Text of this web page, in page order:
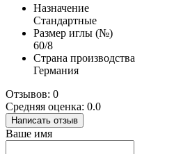
Назначение
Стандартные
Размер иглы (№)
60/8
Страна производства
Германия
Отзывов: 0
Средняя оценка: 0.0
Написать отзыв
Ваше имя